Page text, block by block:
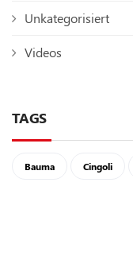
Unkategorisiert
Videos
TAGS
Bauma Cingoli